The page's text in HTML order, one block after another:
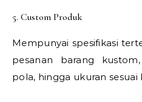
5. Custom Produk
Mempunyai spesifikasi
pesanan barang
pola, hingga ukuran sesuai